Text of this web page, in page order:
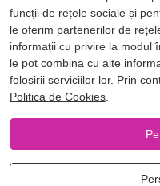
-5%
funcții de rețele sociale și
le oferim partenerilor de
informații cu privire la modul
le pot combina cu alte
folosirii serviciilor lor. Prin
Politica de Cookies.